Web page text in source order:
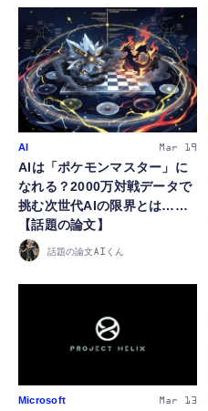
AI Mar 19
AIは「ポケモンマスター」に
なれる？2000万対戦データで
挑む次世代AIの限界とは……
【話題の論文】
話題の論文AIくん
Microsoft Mar 13